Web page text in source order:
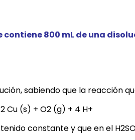
800 mL de una
sabiendo que la reacción
Cu (s) + O2 (g) + 4 H+
constante y que en el